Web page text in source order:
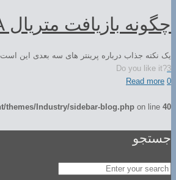
چگونه بازیافت متریال PLA طراحی پایدار را ممکن می‌کند؟
یک نکته جذاب درباره پرینتر های سه بعدی این
Do you like it?3
0
Read more
themes/Industry/sidebar-blog.php on line 40
جستجو